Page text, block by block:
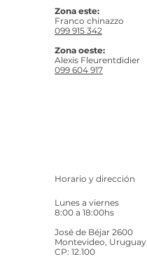
Zona este:
Franco chinazzo
099 915 342
Zona oeste:
Alexis Fleurentdidier
099 604 917
Horario y dirección
Lunes a viernes
8:00 a 18:00hs
José de Béjar 2600
Montevideo, Uruguay
CP: 12.100